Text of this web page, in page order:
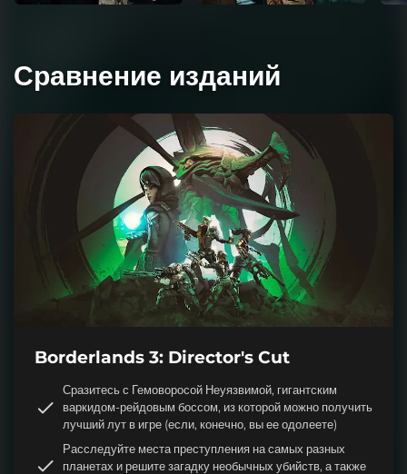
Сравнение изданий
Borderlands 3: Director's Cut
Сразитесь с Гемоворосой Неуязвимой, гигантским
варкидом-рейдовым боссом, из которой можно получить
лучший лут в игре (если, конечно, вы ее одолеете)
Расследуйте места преступления на самых разных
планетах и решите загадку необычных убийств, а также